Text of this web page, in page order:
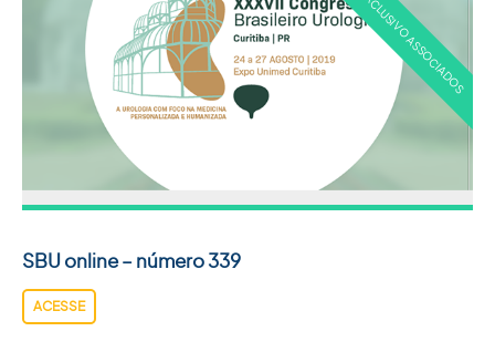
PUBLICAÇÕES
SBU NO CONSULTÓRIO
EDUCAÇÃO CONTINUADA
SBU online – número 339
ACESSE